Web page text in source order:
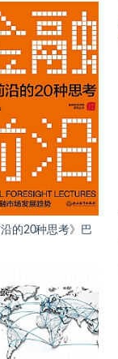
沿的20种思考》巴